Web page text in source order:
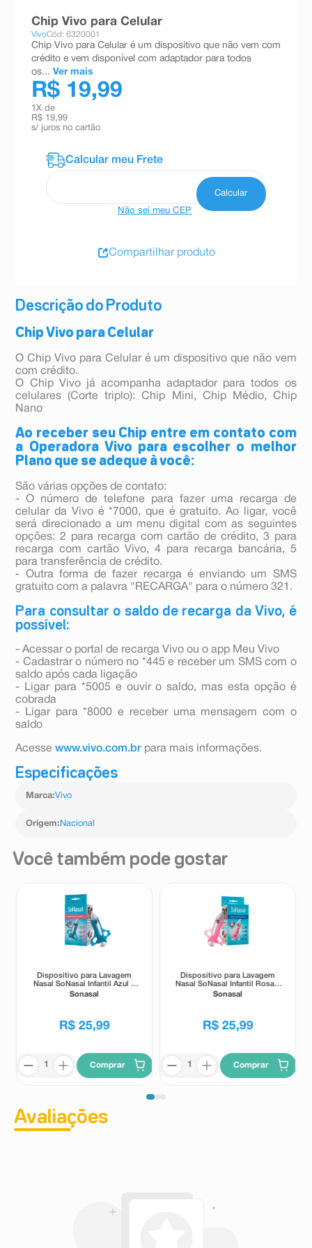
Descrição do Produto
Chip Vivo para Celular
O Chip Vivo para Celular é um dispositivo que não vem
com crédito.
O Chip Vivo já acompanha adaptador para todos os
celulares (Corte triplo): Chip Mini, Chip Médio, Chip
Nano
Ao receber seu Chip entre em contato com
a Operadora Vivo para escolher o melhor
Plano que se adeque à você:
São várias opções de contato:
- O número de telefone para fazer uma recarga de
celular da Vivo é *7000, que é gratuito. Ao ligar, você
será direcionado a um menu digital com as seguintes
opções: 2 para recarga com cartão de crédito, 3 para
recarga com cartão Vivo, 4 para recarga bancária, 5
para transferência de crédito.
- Outra forma de fazer recarga é enviando um SMS
gratuito com a palavra "RECARGA" para o número 321.
Para consultar o saldo de recarga da Vivo, é
possível:
- Acessar o portal de recarga Vivo ou o app Meu Vivo
- Cadastrar o número no *445 e receber um SMS com o
saldo após cada ligação
- Ligar para *5005 e ouvir o saldo, mas esta opção é
cobrada
- Ligar para *8000 e receber uma mensagem com o
saldo
Acessewww.vivo.com.br para mais informações.
Especificações
Marca:Vivo
Origem: Nacional
Chip Vivo para Celular
VivoCód: 6320001
Chip Vivo para Celular é um dispositivo que não vem com
crédito e vem disponível com adaptador para todos
os... Ver mais
R$ 19,99
1 X de
R$ 19,99
s/ juros no cartão
Não sei meu CEP
Compartilhar produto
Você também pode gostar
Dispositivo para Lavagem
Nasal SoNasal Infantil Azul 1
Unidade
Sonasal
R$ 25,99
Comprar
Dispositivo para Lavagem
Nasal SoNasal Infantil Rosa 1
Unidade
Sonasal
R$ 25,99
Comprar
Avaliações
teste gravidez
esmalte
10ºabsorvente